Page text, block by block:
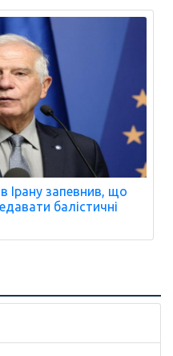
Ірану запевнив, що
балістичні